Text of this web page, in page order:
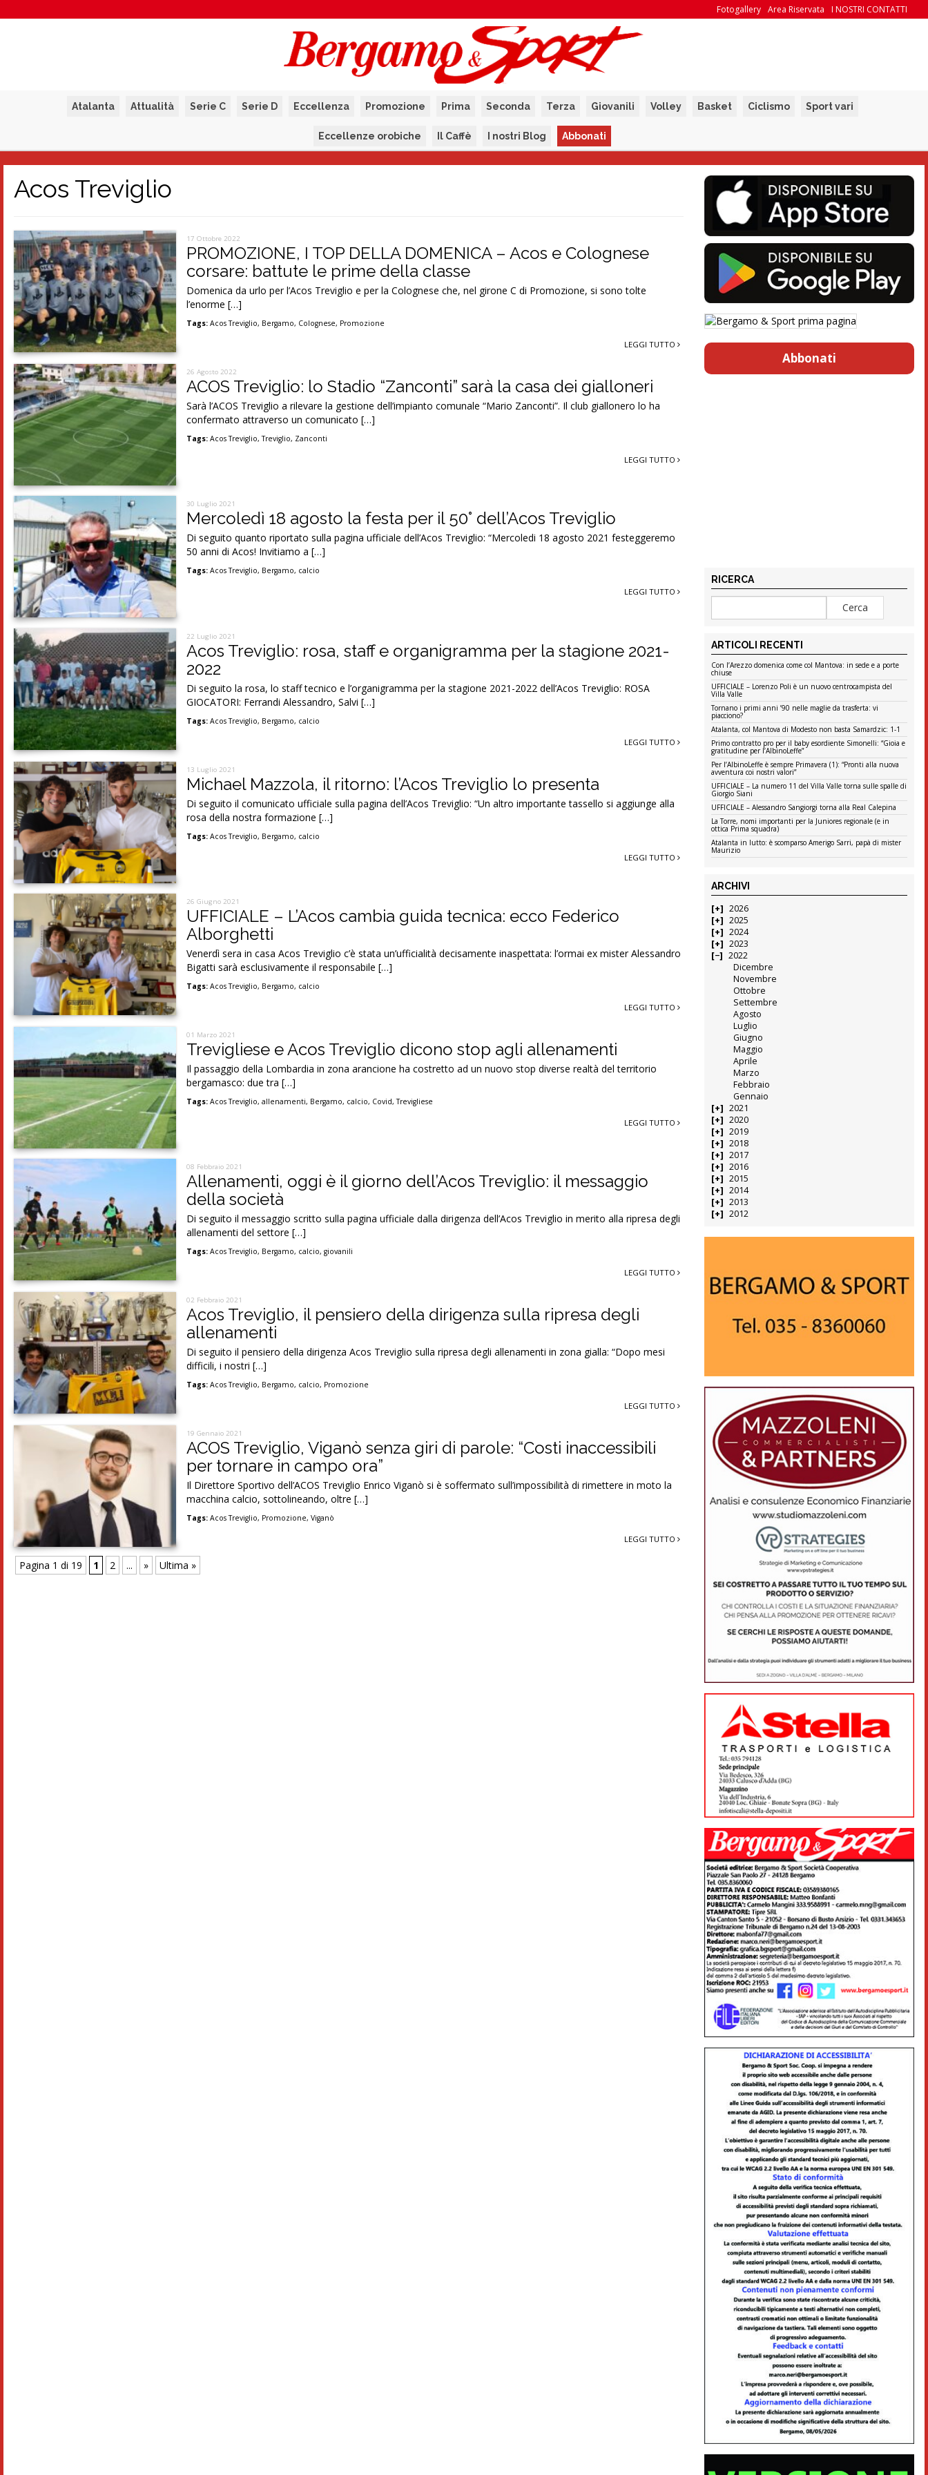
I NOSTRI CONTATTI
Area Riservata
Fotogallery
Atalanta Attualità Serie C Serie D Eccellenza Promozione Prima Seconda Terza Giovanili Volley Basket Ciclismo Sport vari
Eccellenze orobiche Il Caffè I nostri Blog Abbonati
Acos Treviglio
17 Ottobre 2022
PROMOZIONE, I TOP DELLA DOMENICA – Acos e Colognese
corsare: battute le prime della classe
Domenica da urlo per l’Acos Treviglio e per la Colognese che, nel girone C di Promozione, si sono tolte
l’enorme […]
Tags: Acos Treviglio, Bergamo, Colognese, Promozione
LEGGI TUTTO
26 Agosto 2022
ACOS Treviglio: lo Stadio “Zanconti” sarà la casa dei gialloneri
Sarà l’ACOS Treviglio a rilevare la gestione dell’impianto comunale “Mario Zanconti”. Il club giallonero lo ha
confermato attraverso un comunicato […]
Tags: Acos Treviglio,Treviglio, Zanconti
LEGGI TUTTO
30 Luglio 2021
Mercoledì 18 agosto la festa per il 50° dell’Acos Treviglio
Di seguito quanto riportato sulla pagina ufficiale dell’Acos Treviglio: “Mercoledi 18 agosto 2021 festeggeremo
50 anni di Acos! Invitiamo a […]
Tags: Acos Treviglio, Bergamo, calcio
LEGGI TUTTO
22 Luglio 2021
Acos Treviglio: rosa, staff e organigramma per la stagione 2021-
2022
Di seguito la rosa, lo staff tecnico e l’organigramma per la stagione 2021-2022 dell’Acos Treviglio: ROSA
GIOCATORI: Ferrandi Alessandro, Salvi […]
Tags: Acos Treviglio, Bergamo, calcio
LEGGI TUTTO
13 Luglio 2021
Michael Mazzola, il ritorno: l’Acos Treviglio lo presenta
Di seguito il comunicato ufficiale sulla pagina dell’Acos Treviglio: “Un altro importante tassello si aggiunge alla
rosa della nostra formazione […]
Tags: Acos Treviglio, Bergamo, calcio
LEGGI TUTTO
26 Giugno 2021
UFFICIALE – L’Acos cambia guida tecnica: ecco Federico
Alborghetti
Venerdì sera in casa Acos Treviglio c’è stata un’ufficialità decisamente inaspettata: l’ormai ex mister Alessandro
Bigatti sarà esclusivamente il responsabile […]
Tags: Acos Treviglio, Bergamo, calcio
LEGGI TUTTO
01 Marzo 2021
Trevigliese e Acos Treviglio dicono stop agli allenamenti
Il passaggio della Lombardia in zona arancione ha costretto ad un nuovo stop diverse realtà del territorio
bergamasco: due tra […]
Tags: Acos Treviglio,allenamenti, Bergamo, calcio, Covid,Trevigliese
LEGGI TUTTO
08 Febbraio 2021
Allenamenti, oggi è il giorno dell’Acos Treviglio: il messaggio
della società
Di seguito il messaggio scritto sulla pagina ufficiale dalla dirigenza dell’Acos Treviglio in merito alla ripresa degli
allenamenti del settore […]
Tags: Acos Treviglio, Bergamo, calcio,giovanili
LEGGI TUTTO
02 Febbraio 2021
Acos Treviglio, il pensiero della dirigenza sulla ripresa degli
allenamenti
Di seguito il pensiero della dirigenza Acos Treviglio sulla ripresa degli allenamenti in zona gialla: “Dopo mesi
difficili, i nostri […]
Tags: Acos Treviglio, Bergamo, calcio, Promozione
LEGGI TUTTO
19 Gennaio 2021
ACOS Treviglio, Viganò senza giri di parole: “Costi inaccessibili
per tornare in campo ora”
Il Direttore Sportivo dell’ACOS Treviglio Enrico Viganò si è soffermato sull’impossibilità di rimettere in moto la
macchina calcio, sottolineando, oltre […]
Tags: Acos Treviglio, Promozione,Viganò
LEGGI TUTTO
Pagina 1 di 19 1 2 ... » Ultima »
Abbonati
RICERCA
ARTICOLI RECENTI
Con l’Arezzo domenica come col Mantova: in sede e a porte
chiuse
UFFICIALE – Lorenzo Poli è un nuovo centrocampista del
Villa Valle
Tornano i primi anni ’90 nelle maglie da trasferta: vi
piacciono?
Atalanta, col Mantova di Modesto non basta Samardzic: 1-1
Primo contratto pro per il baby esordiente Simonelli: “Gioia e
gratitudine per l’AlbinoLeffe”
Per l’AlbinoLeffe è sempre Primavera (1): “Pronti alla nuova
avventura coi nostri valori”
UFFICIALE – La numero 11 del Villa Valle torna sulle spalle di
Giorgio Siani
UFFICIALE – Alessandro Sangiorgi torna alla Real Calepina
La Torre, nomi importanti per la Juniores regionale (e in
ottica Prima squadra)
Atalanta in lutto: è scomparso Amerigo Sarri, papà di mister
Maurizio
ARCHIVI
2026
2025
2024
2023
2022
Dicembre
Novembre
Ottobre
Settembre
Agosto
Luglio
Giugno
Maggio
Aprile
Marzo
Febbraio
Gennaio
2021
2020
2019
2018
2017
2016
2015
2014
2013
2012